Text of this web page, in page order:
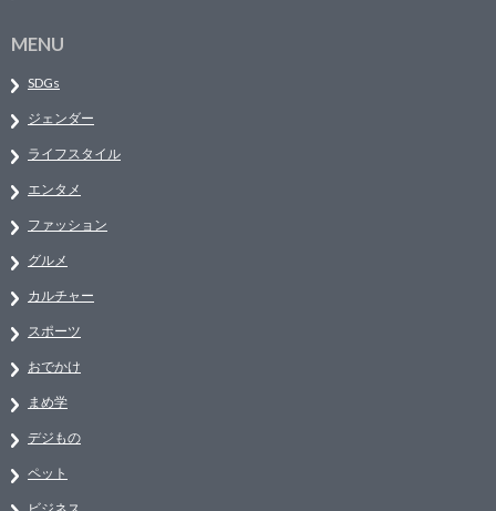
MENU
SDGs
ジェンダー
ライフスタイル
エンタメ
ファッション
グルメ
カルチャー
スポーツ
おでかけ
まめ学
デジもの
ペット